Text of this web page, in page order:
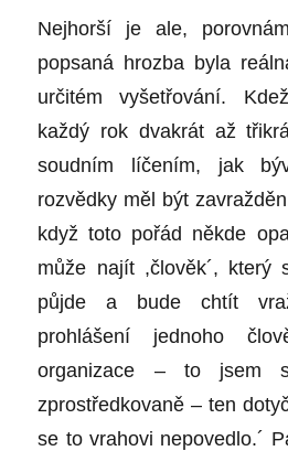
Nejhorší je ale,
popsaná hrozba byla
určitém vyšetřování.
každý rok dvakrát až
soudním líčením, jak
rozvědky měl být
když toto pořád někde
může najít ,člověk´,
půjde a bude chtít
prohlášení jednoho
organizace – to jsem
zprostředkovaně – ten
se to vrahovi nepovedlo.´